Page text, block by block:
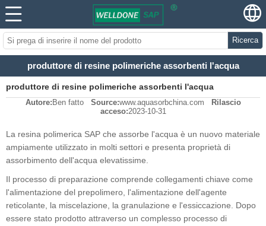
Ricerca
produttore di resine polimeriche assorbenti l'acqua
produttore di resine polimeriche assorbenti l'acqua
Autore: Ben fatto Source:www.aquasorbchina.com
Rilascio
acceso:2023-10-31
La resina polimerica SAP che assorbe l'acqua è un nuovo materiale
ampiamente utilizzato in molti settori e presenta proprietà di
assorbimento dell'acqua elevatissime.
Il processo di preparazione comprende collegamenti chiave come
l'alimentazione del prepolimero, l'alimentazione dell'agente
reticolante, la miscelazione, la granulazione e l'essiccazione. Dopo
essere stato prodotto attraverso un complesso processo di